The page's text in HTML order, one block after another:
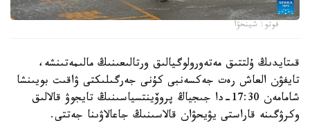
فوتو: شينحۋا
قىتايدىڭ ۇلتتىق مەتەورولوگيالىق ورتالىعىنىڭ مالىمەتىنشە،
تايفۋن العاش رەت جەكسەنبى كۇنى جەرگىلىكتى ۋاقىت بويىنشا
شامامەن 17:30-دا جىجياڭ پروۆينتسياسىنىڭ تايجوۋ قالالىق
وكرۋگىنە قاراستى يۋيحۋان قالاسىنىڭ جاعالاۋىنا جەتتى.